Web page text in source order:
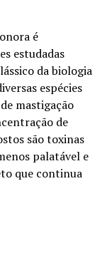
é
estudadas
da biologia
espécies
mastigação
de
são toxinas
palatável e
que continua